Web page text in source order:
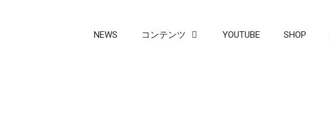
NEWS コンテンツ YOUTUBE SHOP